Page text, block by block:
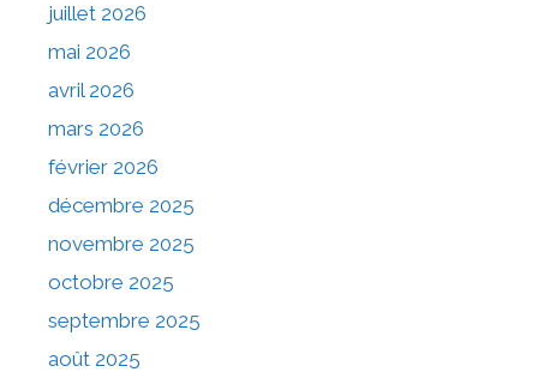
juillet 2026
mai 2026
avril 2026
mars 2026
février 2026
décembre 2025
novembre 2025
octobre 2025
septembre 2025
août 2025